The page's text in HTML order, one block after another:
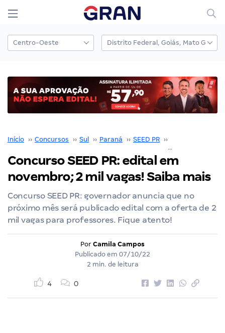
Início ›› Concursos ›› Sul ›› Paraná ›› SEED PR ››
Concurso SEED PR: edital em
novembro; 2 mil vagas! Saiba mais
Concurso SEED PR: governador anuncia que no
próximo mês será publicado edital com a oferta de 2
mil vagas para professores. Fique atento!
Por Camila Campos
Publicado em 07/10/22
2 min. de leitura
4 0